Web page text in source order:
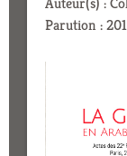
Parution :